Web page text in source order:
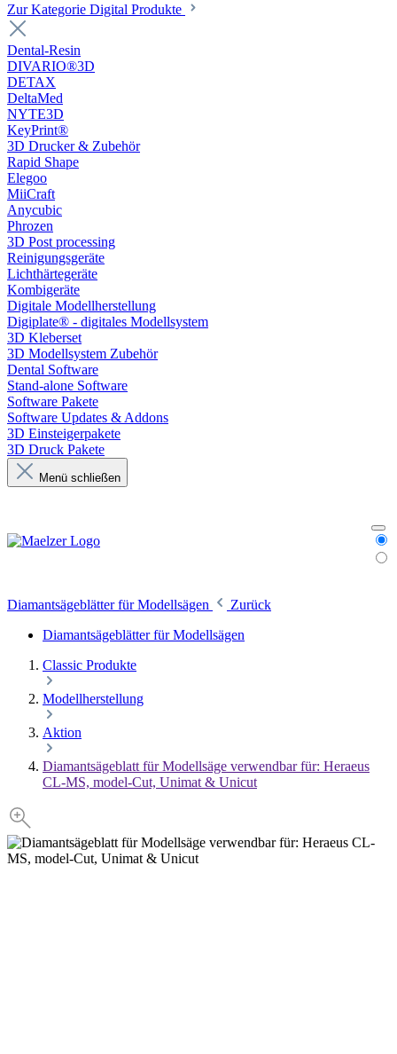
Zur Kategorie Digital Produkte
Dental-Resin
DIVARIO®3D
DETAX
DeltaMed
NYTE3D
KeyPrint®
3D Drucker & Zubehör
Rapid Shape
Elegoo
MiiCraft
Anycubic
Phrozen
3D Post processing
Reinigungsgeräte
Lichthärtegeräte
Kombigeräte
Digitale Modellherstellung
Digiplate® - digitales Modellsystem
3D Kleberset
3D Modellsystem Zubehör
Dental Software
Stand-alone Software
Software Pakete
Software Updates & Addons
3D Einsteigerpakete
3D Druck Pakete
Menü schließen
Diamantsägeblätter für Modellsägen
Zurück
Diamantsägeblätter für Modellsägen
Classic Produkte
Modellherstellung
Aktion
Diamantsägeblatt für Modellsäge verwendbar für: Heraeus
CL-MS, model-Cut, Unimat & Unicut